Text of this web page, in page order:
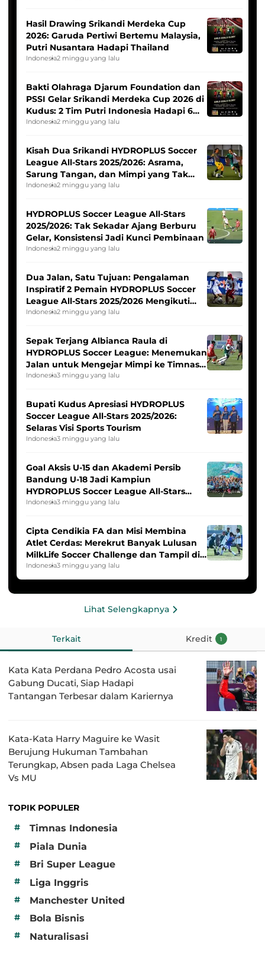
Hasil Drawing Srikandi Merdeka Cup
2026: Garuda Pertiwi Bertemu Malaysia,
Putri Nusantara Hadapi Thailand
Indonesia2 minggu yang lalu
Bakti Olahraga Djarum Foundation dan
PSSI Gelar Srikandi Merdeka Cup 2026 di
Kudus: 2 Tim Putri Indonesia Hadapi 6
Tim Asia
Indonesia2 minggu yang lalu
Kisah Dua Srikandi HYDROPLUS Soccer
League All-Stars 2025/2026: Asrama,
Sarung Tangan, dan Mimpi yang Tak
Pernah Padam
Indonesia2 minggu yang lalu
HYDROPLUS Soccer League All-Stars
2025/2026: Tak Sekadar Ajang Berburu
Gelar, Konsistensi Jadi Kunci Pembinaan
Indonesia2 minggu yang lalu
Dua Jalan, Satu Tujuan: Pengalaman
Inspiratif 2 Pemain HYDROPLUS Soccer
League All-Stars 2025/2026 Mengikuti
Seleksi Timnas Indonesia Putri
Indonesia2 minggu yang lalu
Sepak Terjang Albianca Raula di
HYDROPLUS Soccer League: Menemukan
Jalan untuk Mengejar Mimpi ke Timnas
Indonesia Putri
Indonesia3 minggu yang lalu
Bupati Kudus Apresiasi HYDROPLUS
Soccer League All-Stars 2025/2026:
Selaras Visi Sports Tourism
Indonesia3 minggu yang lalu
Goal Aksis U-15 dan Akademi Persib
Bandung U-18 Jadi Kampiun
HYDROPLUS Soccer League All-Stars
2025/2026
Indonesia3 minggu yang lalu
Cipta Cendikia FA dan Misi Membina
Atlet Cerdas: Merekrut Banyak Lulusan
MilkLife Soccer Challenge dan Tampil di
HYDROPLUS Soccer League
Indonesia3 minggu yang lalu
Lihat Selengkapnya
Terkait Kredit 1
Kata Kata Perdana Pedro Acosta usai
Gabung Ducati, Siap Hadapi
Tantangan Terbesar dalam Kariernya
Kata-Kata Harry Maguire ke Wasit
Berujung Hukuman Tambahan
Terungkap, Absen pada Laga Chelsea
Vs MU
TOPIK POPULER
#
Timnas Indonesia
# Piala Dunia
# Bri Super League
# Liga Inggris
# Manchester United
# Bola Bisnis
# Naturalisasi